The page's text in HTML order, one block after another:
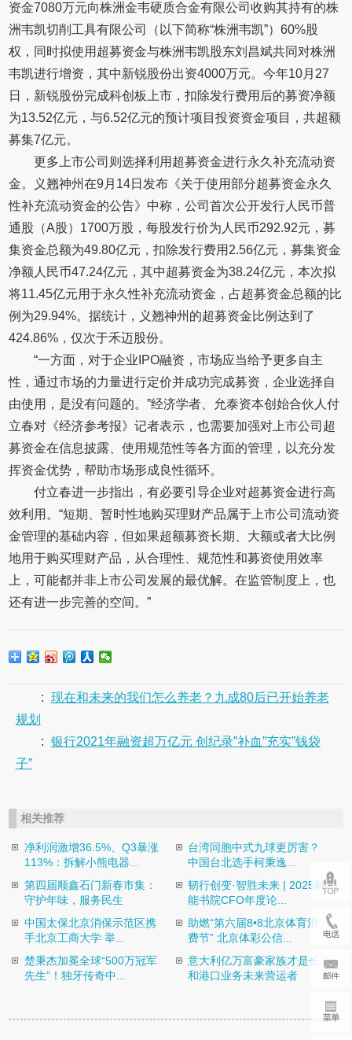
资金7080万元向株洲金韦硬质合金有限公司收购其持有的株
洲韦凯切削工具有限公司（以下简称“株洲韦凯”）60%股
权，同时拟使用超募资金与株洲韦凯股东刘昌斌共同对株洲
韦凯进行增资，其中新锐股份出资4000万元。今年10月27
日，新锐股份完成科创板上市，扣除发行费用后的募资净额
为13.52亿元，与6.52亿元的预计项目投资资金项目，共超额
募集7亿元。
更多上市公司则选择利用超募资金进行永久补充流动资
金。义翘神州在9月14日发布《关于使用部分超募资金永久
性补充流动资金的公告》中称，公司首次公开发行人民币普
通股（A股）1700万股，每股发行价为人民币292.92元，募
集资金总额为49.80亿元，扣除发行费用2.56亿元，募集资金
净额人民币47.24亿元，其中超募资金为38.24亿元，本次拟
将11.45亿元用于永久性补充流动资金，占超募资金总额的比
例为29.94%。据统计，义翘神州的超募资金比例达到了
424.86%，仅次于禾迈股份。
“一方面，对于企业IPO融资，市场应当给予更多自主
性，通过市场的力量进行定价并成功完成募资，企业选择自
由使用，是没有问题的。”经济学者、允泰资本创始合伙人付
立春对《经济参考报》记者表示，也需要加强对上市公司超
募资金在信息披露、使用规范性等各方面的管理，以充分发
挥资金优势，帮助市场形成良性循环。
付立春进一步指出，有必要引导企业对超募资金进行高
效利用。“短期、暂时性地购买理财产品属于上市公司流动资
金管理的基础内容，但如果超额募资长期、大额或者大比例
地用于购买理财产品，从合理性、规范性和募资使用效率
上，可能都并非上市公司发展的最优解。在监管制度上，也
还有进一步完善的空间。”
: 现在和未来的我们怎么养老？九成80后已开始养老
规划
: 银行2021年融资超万亿元 创纪录”补血”充实”钱袋
子”
相关推荐
净利润激增36.5%、Q3暴涨
113%：拆解小熊电器...
台湾同胞中式九球更厉害？
中国台北选手柯秉逸...
第四届顺鑫石门新春市集：
守护年味，服务民生
韧行创变·智胜未来 | 2025财
能书院CFO年度论...
中国太保北京消保示范区携
手北京工商大学 举...
助燃“第六届8•8北京体育消
费节” 北京体彩公信...
楚秉杰加冕全球“500万冠军
先生”！独牙传奇中...
意大利亿万富豪家族才是长
和港口业务未来营运者